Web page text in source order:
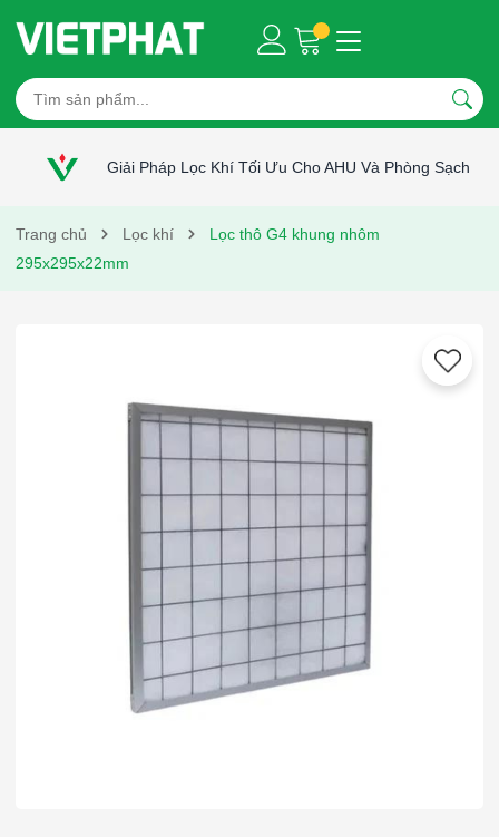
Giải Pháp Lọc Khí Tối Ưu Cho AHU Và Phòng Sạch
Trang chủ Lọc khí
Lọc thô G4 khung nhôm
295x295x22mm